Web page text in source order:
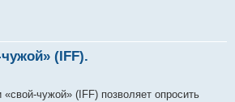
(IFF).
чужой» (IFF) позволяет опросить